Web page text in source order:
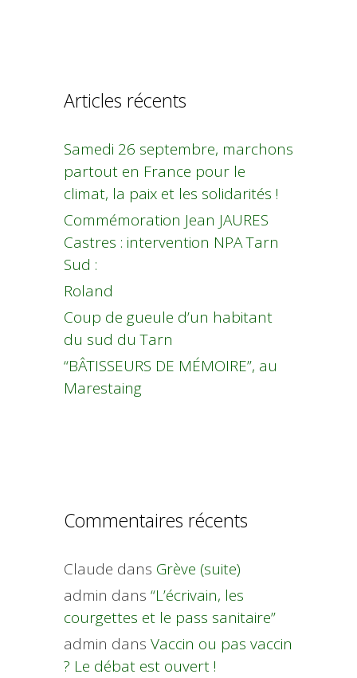
Articles récents
Samedi 26 septembre, marchons
partout en France pour le
climat, la paix et les solidarités !
Commémoration Jean JAURES
Castres : intervention NPA Tarn
Sud :
Roland
Coup de gueule d’un habitant
du sud du Tarn
“BÂTISSEURS DE MÉMOIRE”, au
Marestaing
Commentaires récents
Claude dans Grève (suite)
admin dans “L’écrivain, les
courgettes et le pass sanitaire”
admin dans Vaccin ou pas vaccin
? Le débat est ouvert !